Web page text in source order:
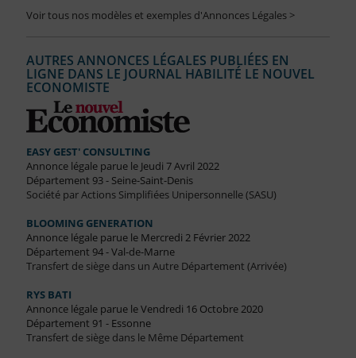
Voir tous nos modèles et exemples d'Annonces Légales >
AUTRES ANNONCES LÉGALES PUBLIÉES EN
LIGNE DANS LE JOURNAL HABILITÉ LE NOUVEL
ECONOMISTE
EASY GEST' CONSULTING
Annonce légale parue le Jeudi 7 Avril 2022
Département 93 - Seine-Saint-Denis
Société par Actions Simplifiées Unipersonnelle (SASU)
BLOOMING GENERATION
Annonce légale parue le Mercredi 2 Février 2022
Département 94 - Val-de-Marne
Transfert de siège dans un Autre Département (Arrivée)
RYS BATI
Annonce légale parue le Vendredi 16 Octobre 2020
Département 91 - Essonne
Transfert de siège dans le Même Département